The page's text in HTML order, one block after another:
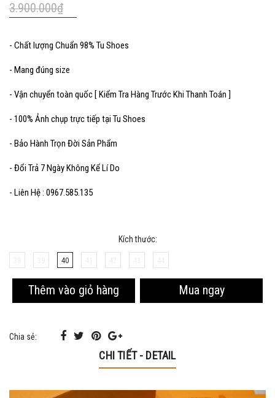
3.900.000₫
- Chất lượng Chuẩn 98% Tu Shoes
- Mang đúng size
- Vận chuyển toàn quốc [ Kiểm Tra Hàng Trước Khi Thanh Toán ]
- 100% Ảnh chụp trực tiếp tại Tu Shoes
- Bảo Hành Trọn Đời Sản Phẩm
- Đổi Trả 7 Ngày Không Kể Lí Do
- Liên Hệ : 0967.585.135
Kích thước:
40
Thêm vào giỏ hàng Mua ngay
Chia sẻ:
CHI TIẾT - DETAIL